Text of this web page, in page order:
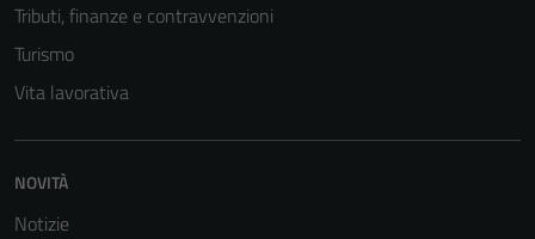
Tributi, finanze e contravvenzioni
Turismo
Vita lavorativa
NOVITÀ
Notizie